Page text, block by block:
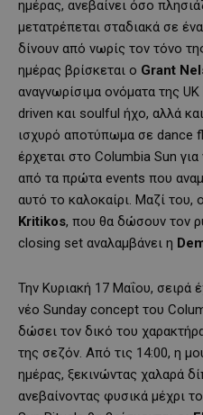
ημέρας, ανεβαίνει όσο
μετατρέπεται σταδιακά σε
δίνουν από νωρίς τον τόνο
ημέρας βρίσκεται ο Grant
αναγνωρίσιμα ονόματα της
driven και soulful ήχο, αλλά
ισχυρό αποτύπωμα σε dance
έρχεται στο Columbia Sun
από τα πρώτα events που
αυτό το καλοκαίρι. Μαζί του,
Kritikos, που θα δώσουν τον
closing set αναλαμβάνει η
Την Κυριακή 17 Μαΐου, σειρά
νέο Sunday concept του
δώσει τον δικό του
της σεζόν. Από τις 14:00, η
ημέρας, ξεκινώντας χαλαρά
ανεβαίνοντας φυσικά μέχρι